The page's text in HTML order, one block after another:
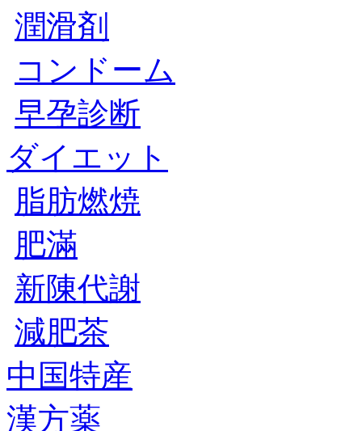
潤滑剤
コンドーム
早孕診断
ダイエット
脂肪燃焼
肥滿
新陳代謝
減肥茶
中国特産
漢方薬